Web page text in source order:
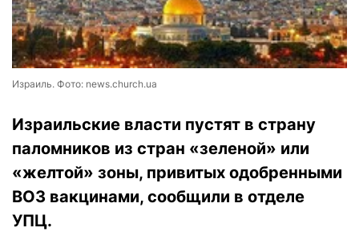
Израиль. Фото: news.church.ua
Израильские власти пустят в страну
паломников из стран «зеленой» или
«желтой» зоны, привитых одобренными
ВОЗ вакцинами, сообщили в отделе
УПЦ.